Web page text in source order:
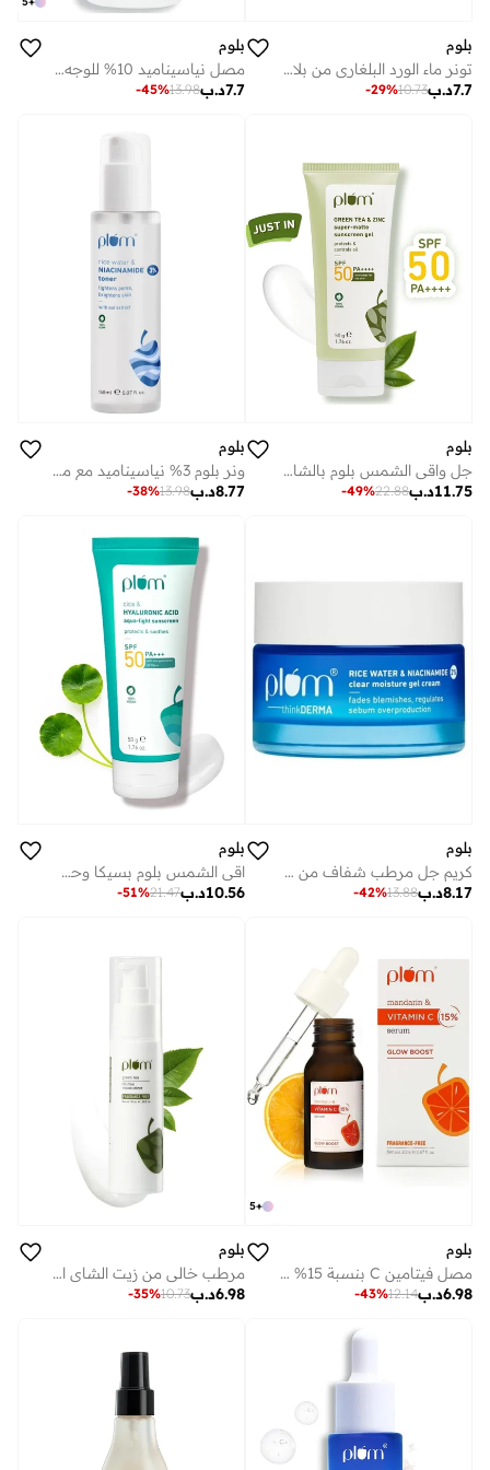
بلوم
تونر ماء الورد البلغاري من بلام للوجه مع حمض الهيالورونيك ومستخلصات الورد الطبيعية بنسبة 100%، يهدئ البشرة ويشد المسام ويوازن مستويات الحموضة لجميع أنواع البشرة (150 مل)
د.ب7.7
10.73
-29%
بلوم
مصل نياسيناميد 10% للوجه مع ماء الأرز الياباني المخمر للحصول على بشرة صافية وخالية من العيوب والبقع الداكنة ومشرقة، يناسب جميع أنواع البشرة 15 مل
د.ب7.7
13.98
-45%
بلوم
جل واقي الشمس بلوم بالشاي الأخضر والزنك سوبر-مات SPF 50 PA++++ للبشرة الدهنية.
د.ب11.75
22.88
-49%
بلوم
ونر بلوم 3% نياسيناميد مع ماء الأرز وفيتامين B3 نباتي 100% بحجم 150 مل.
د.ب8.77
13.98
-38%
بلوم
كريم جل مرطب شفاف من بلوم ثينديرما 2% من النياسيناميد وماء الأرز يبهت العيوب ويفتح البشرة مع 3% من الماتمارين للتحكم في الزيت، خفيف الوزن وغير لزج، نباتي 100%، 50 جم
د.ب8.17
13.88
-42%
بلوم
اقي الشمس بلوم بسيكا وحمض الهيالورونيك بمعامل حماية 50 PA+++ بحجم 50 جرام.
د.ب10.56
21.47
-51%
+
5
بلوم
مصل فيتامين C بنسبة 15% من البرقوق لتعزيز توهج الوجه مع اليوسفي مع حمض الإيثيل الأسكوربيك النقي واليوسفي الياباني وخوخ الكاكادو الخالي من العطور | 20 مل للرجال والنساء|
د.ب6.98
12.14
-43%
بلوم
مرطب خالي من زيت الشاي الأخضر البرقوق للاستخدام اليومي، مرطب للوجه، يحارب البثور، يتحكم في الزيوت الزائدة، يرطب البشرة، خالي من العطور، 50 مل
د.ب6.98
10.73
-35%